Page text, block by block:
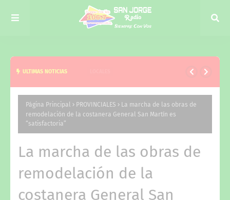
ULTIMAS NOTICIAS
DESARROLLO SOCIAL DE CORRIENTES
Página Principal PROVINCIALES
La marcha de las obras de
remodelación de la costanera General San Martín es
“satisfactoria”
La marcha de las obras de
remodelación de la
costanera General San